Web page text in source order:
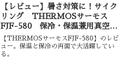
tire Hetre Route Forestiere 650×42B
が発売されたので早速購入してみること
にしました。
【レビュー】暑さ対策に！サイク
リング THERMOSサーモス
FJF-580 保冷・保温兼用真空断
熱ケータイマグ
【THERMOSサーモスFJF-580】のレビ
ュー。保温と保冷の両面で大活躍してい
る。